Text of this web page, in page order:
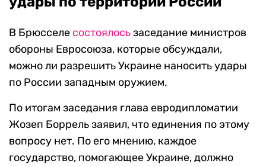
В Брюсселе состоялосьзаседание министров
обороны Евросоюза, которые обсуждали,
можно ли разрешить Украине наносить удары
по России западным оружием.
По итогам заседания глава евродипломатии
Жозеп Боррель заявил, что единения по этому
вопросу нет. По его мнению, каждое
государство, помогающее Украине, должно